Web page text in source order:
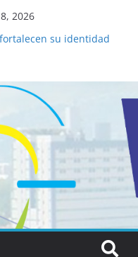
2026
su identidad
que tiene
convertirse en
de visitantes y
importancia de
nueva Película Toy